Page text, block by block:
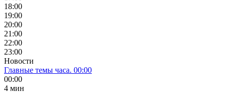
18:00
19:00
20:00
21:00
22:00
23:00
Новости
Главные темы часа. 00:00
00:00
4 мин